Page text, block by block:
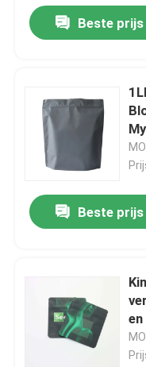
Producten
Beste prijs
Beste prijs